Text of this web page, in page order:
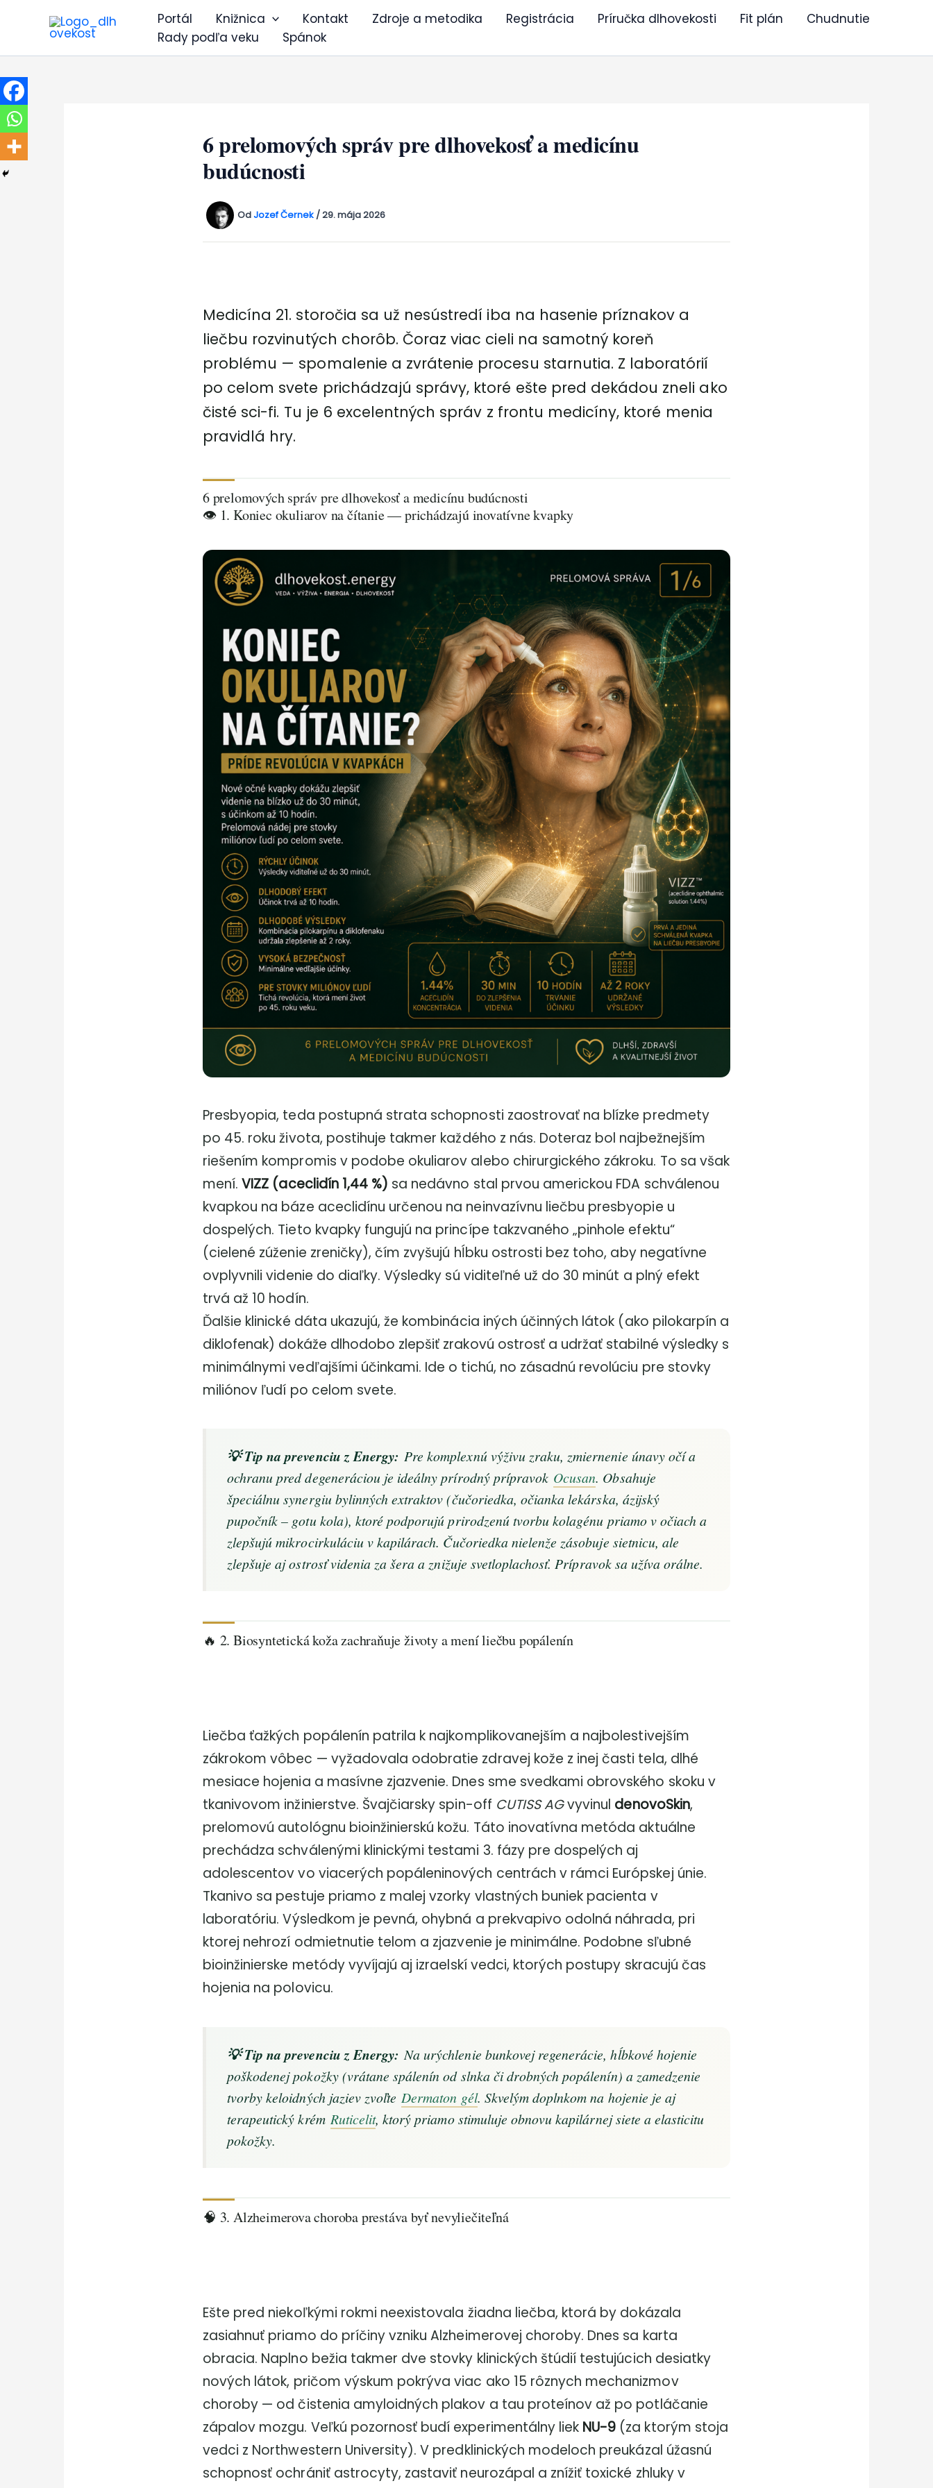
Portál Knižnica Kontakt Zdroje a metodika Registrácia Príručka dlhovekosti Fit plán
Chudnutie
Rady podľa veku
Spánok
6 prelomových správ pre dlhovekosť a medicínu
budúcnosti
OdJozef Černek /29. mája 2026
Medicína 21. storočia sa už nesústredí iba na hasenie príznakov a
liečbu rozvinutých chorôb. Čoraz viac cieli na samotný koreň
problému — spomalenie a zvrátenie procesu starnutia. Z laboratórií
po celom svete prichádzajú správy, ktoré ešte pred dekádou zneli ako
čisté sci-fi. Tu je 6 excelentných správ z frontu medicíny, ktoré menia
pravidlá hry.
6 prelomových správ pre dlhovekosť a medicínu budúcnosti
👁️ 1. Koniec okuliarov na čítanie — prichádzajú inovatívne kvapky
Presbyopia, teda postupná strata schopnosti zaostrovať na blízke predmety
po 45. roku života, postihuje takmer každého z nás. Doteraz bol najbežnejším
riešením kompromis v podobe okuliarov alebo chirurgického zákroku. To sa však
mení.VIZZ (aceclidín 1,44 %) sa nedávno stal prvou americkou FDA schválenou
kvapkou na báze aceclidínu určenou na neinvazívnu liečbu presbyopie u
dospelých. Tieto kvapky fungujú na princípe takzvaného „pinhole efektu“
(cielené zúženie zreničky), čím zvyšujú hĺbku ostrosti bez toho, aby negatívne
ovplyvnili videnie do diaľky. Výsledky sú viditeľné už do 30 minút a plný efekt
trvá až 10 hodín.
Ďalšie klinické dáta ukazujú, že kombinácia iných účinných látok (ako pilokarpín a
diklofenak) dokáže dlhodobo zlepšiť zrakovú ostrosť a udržať stabilné výsledky s
minimálnymi vedľajšími účinkami. Ide o tichú, no zásadnú revolúciu pre stovky
miliónov ľudí po celom svete.
💡 Tip na prevenciu z Energy: Pre komplexnú výživu zraku, zmiernenie únavy očí a
ochranu pred degeneráciou je ideálny prírodný prípravok Ocusan. Obsahuje
špeciálnu synergiu bylinných extraktov (čučoriedka, očianka lekárska, ázijský
pupočník – gotu kola), ktoré podporujú prirodzenú tvorbu kolagénu priamo v očiach a
zlepšujú mikrocirkuláciu v kapilárach. Čučoriedka nielenže zásobuje sietnicu, ale
zlepšuje aj ostrosť videnia za šera a znižuje svetloplachosť. Prípravok sa užíva orálne.
🔥 2. Biosyntetická koža zachraňuje životy a mení liečbu popálenín
Liečba ťažkých popálenín patrila k najkomplikovanejším a najbolestivejším
zákrokom vôbec — vyžadovala odobratie zdravej kože z inej časti tela, dlhé
mesiace hojenia a masívne zjazvenie. Dnes sme svedkami obrovského skoku v
tkanivovom inžinierstve. Švajčiarsky spin-off CUTISS AGvyvinul denovoSkin,
prelomovú autológnu bioinžinierskú kožu. Táto inovatívna metóda aktuálne
prechádza schválenými klinickými testami 3. fázy pre dospelých aj
adolescentov vo viacerých popáleninových centrách v rámci Európskej únie.
Tkanivo sa pestuje priamo z malej vzorky vlastných buniek pacienta v
laboratóriu. Výsledkom je pevná, ohybná a prekvapivo odolná náhrada, pri
ktorej nehrozí odmietnutie telom a zjazvenie je minimálne. Podobne sľubné
bioinžinierske metódy vyvíjajú aj izraelskí vedci, ktorých postupy skracujú čas
hojenia na polovicu.
💡 Tip na prevenciu z Energy: Na urýchlenie bunkovej regenerácie, hĺbkové hojenie
poškodenej pokožky (vrátane spálenín od slnka či drobných popálenín) a zamedzenie
tvorby keloidných jaziev zvoľte Dermaton gél. Skvelým doplnkom na hojenie je aj
terapeutický krém Ruticelit, ktorý priamo stimuluje obnovu kapilárnej siete a elasticitu
pokožky.
🧠 3. Alzheimerova choroba prestáva byť nevyliečiteľná
Ešte pred niekoľkými rokmi neexistovala žiadna liečba, ktorá by dokázala
zasiahnuť priamo do príčiny vzniku Alzheimerovej choroby. Dnes sa karta
obracia. Naplno bežia takmer dve stovky klinických štúdií testujúcich desiatky
nových látok, pričom výskum pokrýva viac ako 15 rôznych mechanizmov
choroby — od čistenia amyloidných plakov a tau proteínov až po potláčanie
zápalov mozgu. Veľkú pozornosť budí experimentálny liek NU-9 (za ktorým stoja
vedci z Northwestern University). V predklinických modeloch preukázal úžasnú
schopnosť ochrániť astrocyty, zastaviť neurozápal a znížiť toxické zhluky v